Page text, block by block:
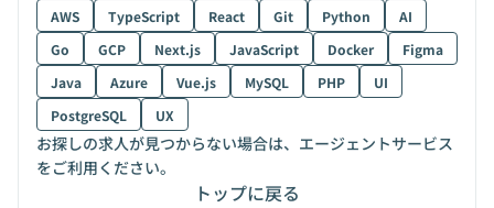
AWS TypeScript React Git Python
AI
Go
GCP Next.js JavaScript Docker
Figma
Java
Azure Vue.js MySQL PHP
UI
PostgreSQL
UX
お探しの求人が見つからない場合は、エージェントサービス
をご利用ください。
トップに戻る